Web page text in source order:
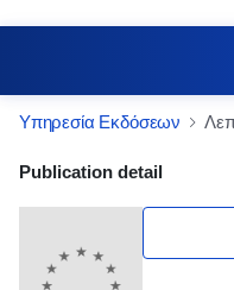
Υπηρεσία Εκδόσεων
Publication
Publication detail